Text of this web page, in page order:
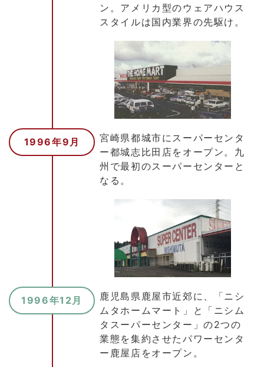
ン。アメリカ型のウェアハウス
スタイルは国内業界の先駆け。
1996年9月
宮崎県都城市にスーパーセンタ
ー都城志比田店をオープン。九
州で最初のスーパーセンターと
なる。
1996年12月
鹿児島県鹿屋市近郊に、「ニシ
ムタホームマート」と「ニシム
タスーパーセンター」の2つの
業態を集約させたパワーセンタ
ー鹿屋店をオープン。